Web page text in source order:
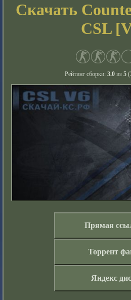
Скачать
CSL
Рейтинг сборки: 3.0из 5(
Прямая
Торрент
Яндекс